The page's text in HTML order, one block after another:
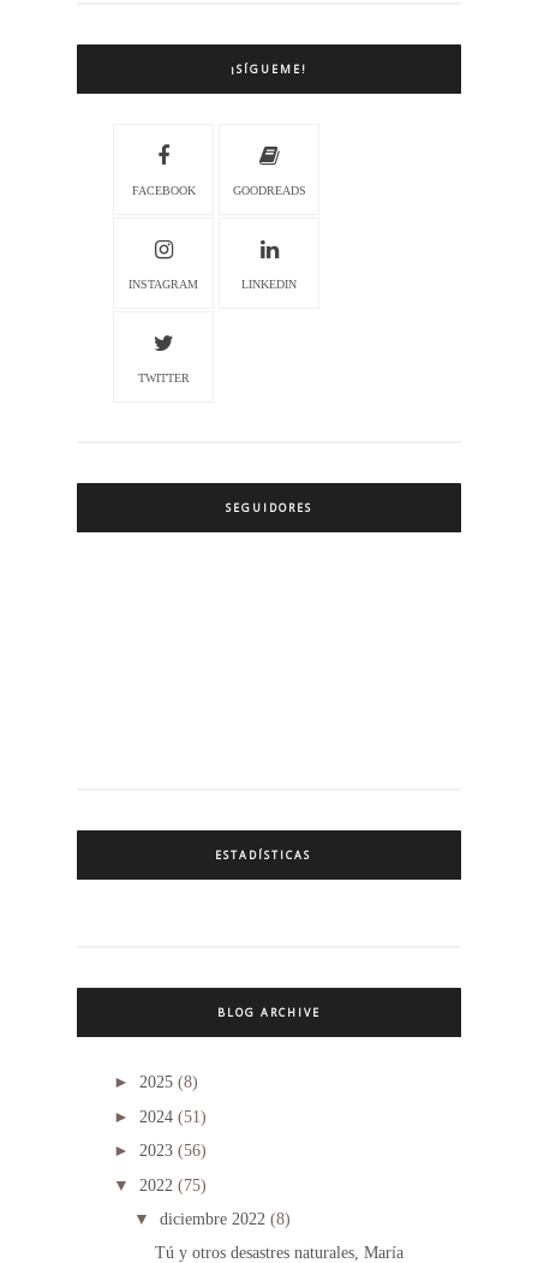
¡SÍGUEME!
FACEBOOK GOODREADS
INSTAGRAM LINKEDIN
TWITTER
SEGUIDORES
ESTADÍSTICAS
BLOG ARCHIVE
► 2025 (8)
► 2024 (51)
► 2023 (56)
▼ 2022 (75)
▼ diciembre 2022 (8)
Tú y otros desastres naturales, María